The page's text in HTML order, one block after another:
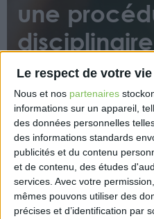
Le respect de votre
Nous et nos partenaires
informations sur un appareil,
des données personnelles
des informations standards
publicités et du contenu
et de contenu, des études
services. Avec votre
mêmes pouvons utiliser des
précises et d’identification par
une
disciplinaire
Que se passe-t-il quand
intervenir du point de
infirmier dont les
? Petit tour d’horizon